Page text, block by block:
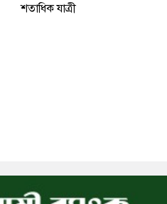
শতাধিক যাত্রী